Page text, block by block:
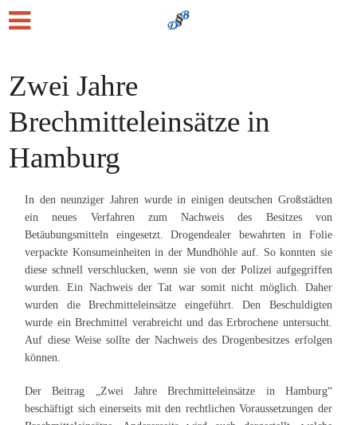
Zwei Jahre
Brechmitteleinsätze in
Hamburg
In den neunziger Jahren wurde in einigen deutschen Großstädten
ein neues Verfahren zum Nachweis des Besitzes von
Betäubungsmitteln eingesetzt. Drogendealer bewahrten in Folie
verpackte Konsumeinheiten in der Mundhöhle auf. So konnten sie
diese schnell verschlucken, wenn sie von der Polizei aufgegriffen
wurden. Ein Nachweis der Tat war somit nicht möglich. Daher
wurden die Brechmitteleinsätze eingeführt. Den Beschuldigten
wurde ein Brechmittel verabreicht und das Erbrochene untersucht.
Auf diese Weise sollte der Nachweis des Drogenbesitzes erfolgen
können.
Der Beitrag „Zwei Jahre Brechmitteleinsätze in Hamburg“
beschäftigt sich einerseits mit den rechtlichen Voraussetzungen der